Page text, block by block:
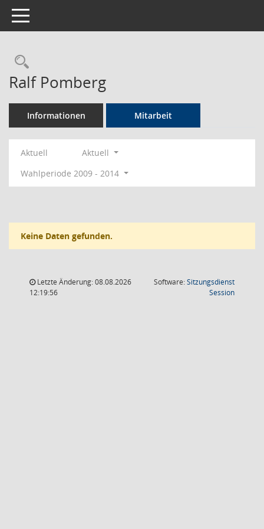
Toggle navigation
Rechercheauswahl
Ralf Pomberg
Informationen Mitarbeit
Aktuell
Aktuell
Wahlperiode 2009 - 2014
Keine Daten gefunden.
Letzte Änderung: 08.08.2026
12:19:56
Software:Sitzungsdienst
Session(Wird in